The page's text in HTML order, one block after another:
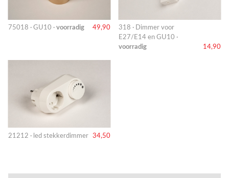
75018 · GU10 · voorradig 49,90
318 · Dimmer voor
E27/E14 en GU10 ·
voorradig
14,90
21212 · led stekkerdimmer 34,50